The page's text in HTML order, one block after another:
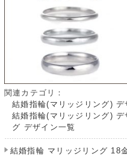
関連カテゴリ：
結婚指輪(マリッジリング) デ
結婚指輪(マリッジリング) デ
グ デザイン一覧
結婚指輪 マリッジリング 18